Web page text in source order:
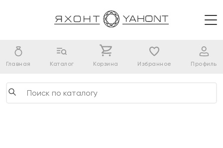
Главная Каталог Корзина Избранное Профиль